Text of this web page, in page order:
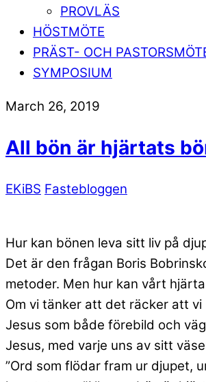
PROVLÄS
HÖSTMÖTE
PRÄST- OCH
SYMPOSIUM
March 26, 2019
All bön är hjärtats
EKiBS Fastebloggen
Hur kan bönen leva sitt liv på
Det är den frågan Boris
metoder. Men hur kan vårt
Om vi tänker att det räcker att
Jesus som både förebild och
Jesus, med varje uns av sitt
”Ord som flödar fram ur djupet,